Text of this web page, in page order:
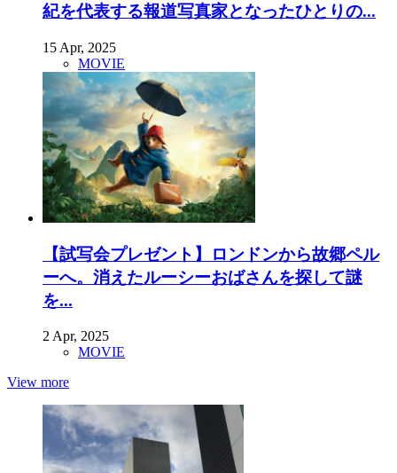
紀を代表する報道写真家となったひとりの...
15 Apr, 2025
MOVIE
【試写会プレゼント】ロンドンから故郷ペル
ーへ。消えたルーシーおばさんを探して謎
を...
2 Apr, 2025
MOVIE
View more